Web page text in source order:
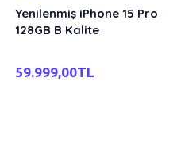
Yenilenmiş iPhone 15 Pro
128GB B Kalite
59.999,00TL